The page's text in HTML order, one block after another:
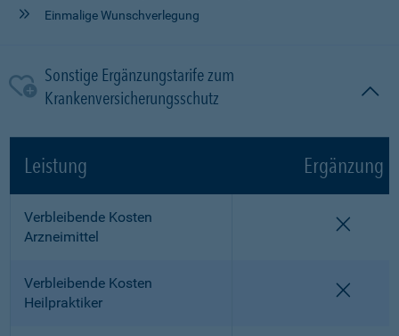
Einmalige Wunschverlegung
Sonstige Ergänzungstarife zum
Krankenversicherungsschutz
Leistung Ergänzung
Verbleibende Kosten
Arzneimittel
Verbleibende Kosten
Heilpraktiker